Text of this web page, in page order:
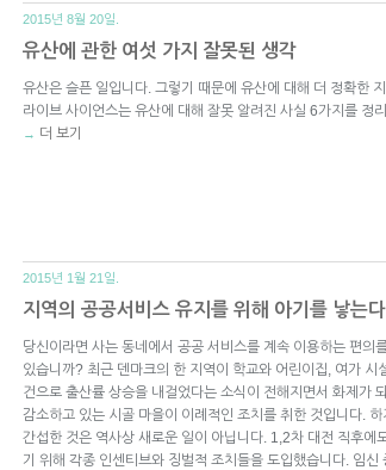
2015년 8월 20일.
유산에 관한 여섯 가지 잘못된 생각
유산은 슬픈 일입니다. 그렇기 때문에 유산에 대해 더 정확한
라이브 사이언스는 유산에 대해 잘못 알려진 사실 6가지를 정
→ 더 보기
2015년 1월 21일.
지역의 공공서비스 유지를 위해 아기를 낳는
당신이라면 사는 동네에서 공공 서비스를 계속 이용하는 편의
있습니까? 최근 덴마크의 한 지역이 학교와 어린이집, 여가 시
건으로 출산률 상승을 내걸었다는 소식이 전해지면서 화제가
감소하고 있는 시골 마을이 이례적인 조치를 취한 것입니다.
간섭한 것은 역사상 새로운 일이 아닙니다. 1,2차 대전 직후에
기 위해 각종 인센티브와 징벌적 조치들을 도입했습니다. 임신